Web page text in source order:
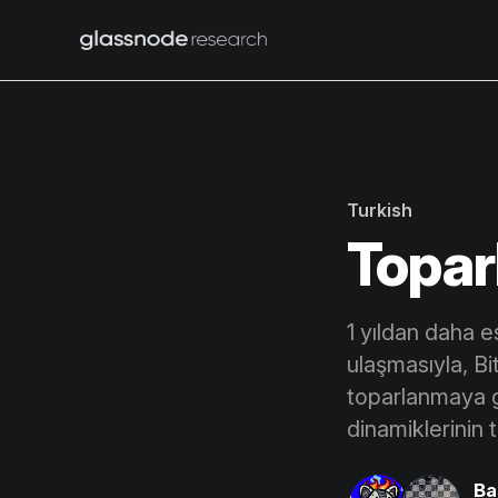
Turkish
1 yıldan daha
ulaşmasıyla,
toparlanmaya
dinamiklerinin